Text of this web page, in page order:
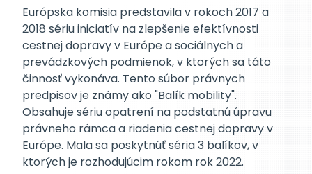
Európska komisia predstavila v rokoch 2017 a
2018 sériu iniciatív na zlepšenie efektívnosti
cestnej dopravy v Európe a sociálnych a
prevádzkových podmienok, v ktorých sa táto
činnosť vykonáva. Tento súbor právnych
predpisov je známy ako "Balík mobility".
Obsahuje sériu opatrení na podstatnú úpravu
právneho rámca a riadenia cestnej dopravy v
Európe. Mala sa poskytnúť séria 3 balíkov, v
ktorých je rozhodujúcim rokom rok 2022.